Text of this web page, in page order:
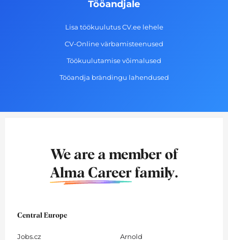
Tööandjale
Lisa töökuulutus CV.ee lehele
CV-Online värbamisteenused
Töökuulutamise võimalused
Tööandja brändingu lahendused
We are a member of
Alma Career family.
Central Europe
Jobs.cz
Arnold